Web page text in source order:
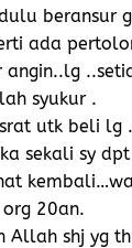
beransur
ada
angin..lg
syukur .
utk beli lg .
sekali sy
20an.
Allah shj yg